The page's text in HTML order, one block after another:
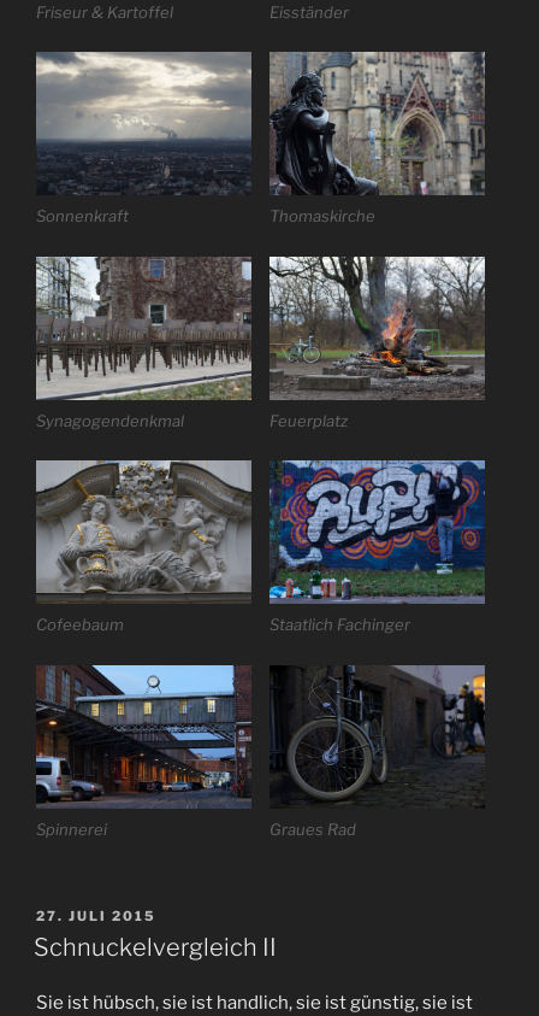
Friseur & Kartoffel Eisständer
Sonnenkraft Thomaskirche
Synagogendenkmal Feuerplatz
Cofeebaum Staatlich Fachinger
Spinnerei Graues Rad
VERÖFFENTLICHT
AM
27. JULI 2015
Schnuckelvergleich II
Sie ist hübsch, sie ist handlich, sie ist günstig, sie ist